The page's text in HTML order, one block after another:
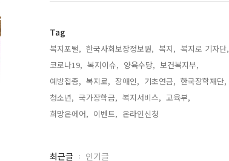
Tag
복지포털, 한국사회보장정보원, 복지, 복지로 기자단,
코로나19, 복지이슈, 양육수당, 보건복지부,
예방접종, 복지로, 장애인, 기초연금, 한국장학재단,
청소년, 국가장학금, 복지서비스, 교육부,
희망온에어, 이벤트, 온라인신청,
최
최근글 인기글